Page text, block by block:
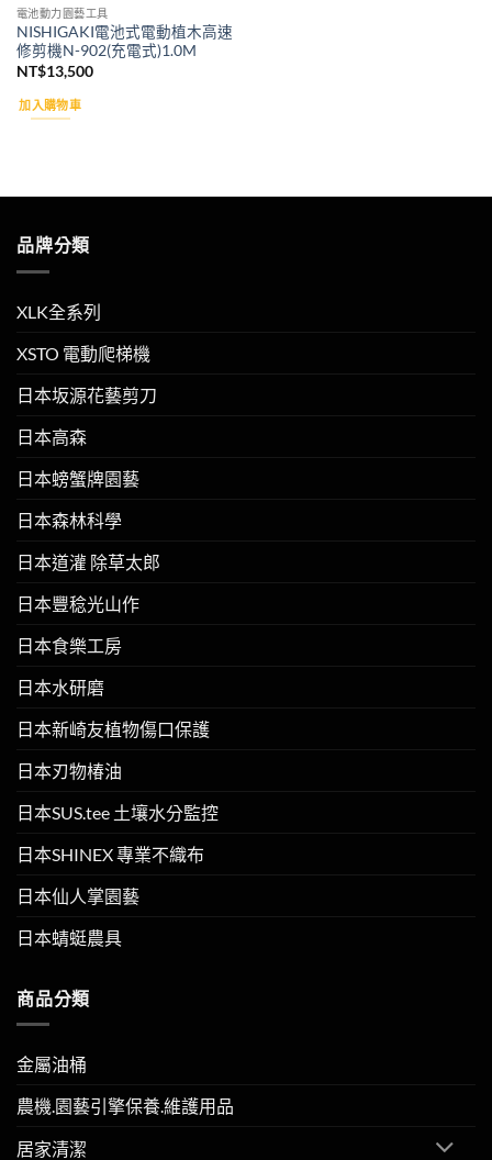
電池動力園藝工具
NISHIGAKI電池式電動植木高速
修剪機N-902(充電式)1.0M
NT$13,500
加入購物車
品牌分類
XLK全系列
XSTO 電動爬梯機
日本坂源花藝剪刀
日本高森
日本螃蟹牌園藝
日本森林科學
日本道灌 除草太郎
日本豐稔光山作
日本食樂工房
日本水研磨
日本新崎友植物傷口保護
日本刃物椿油
日本SUS.tee 土壤水分監控
日本SHINEX 專業不織布
日本仙人掌園藝
日本蜻蜓農具
商品分類
金屬油桶
農機.園藝引擎保養.維護用品
居家清潔